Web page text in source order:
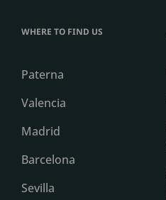
WHERE TO FIND US
Paterna
Valencia
Madrid
Barcelona
Sevilla